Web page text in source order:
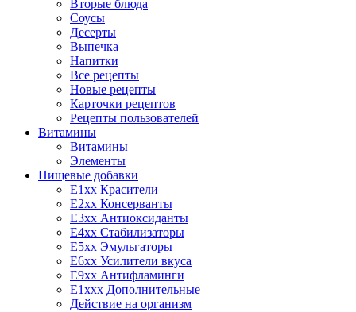
Вторые блюда
Соусы
Десерты
Выпечка
Напитки
Все рецепты
Новые рецепты
Карточки рецептов
Рецепты пользователей
Витамины
Витамины
Элементы
Пищевые добавки
E1xx Красители
E2xx Консерванты
E3xx Антиоксиданты
E4xx Стабилизаторы
E5xx Эмульгаторы
E6xx Усилители вкуса
E9xx Антифламинги
E1xxx Дополнительные
Действие на организм